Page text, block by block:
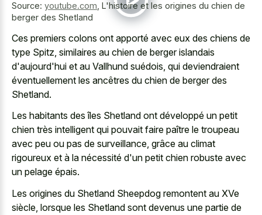
Source: youtube.com, L'histoire et les origines du chien de
berger des Shetland
Ces premiers colons ont apporté avec eux des chiens de
type Spitz, similaires au chien de berger islandais
d'aujourd'hui et au Vallhund suédois, qui deviendraient
éventuellement les ancêtres du chien de berger des
Shetland.
Les habitants des îles Shetland ont développé un petit
chien très intelligent qui pouvait faire paître le troupeau
avec peu ou pas de surveillance, grâce au climat
rigoureux et à la nécessité d'un petit chien robuste avec
un pelage épais.
Les origines du Shetland Sheepdog remontent au XVe
siècle, lorsque les Shetland sont devenus une partie de